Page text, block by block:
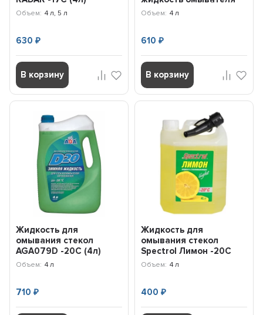
HG5689N
Объем: 4 л, 5 л
630₽
В корзину
4л (до -15С)
Объем: 4 л
610 ₽
В корзину
Жидкость для
омывания стекол
AGA079D -20C (4л)
AGA079D
Объем: 4 л
710₽
Жидкость для
омывания стекол
Spectrol Лимон -20С
(4л) 9646
Объем: 4 л
400 ₽